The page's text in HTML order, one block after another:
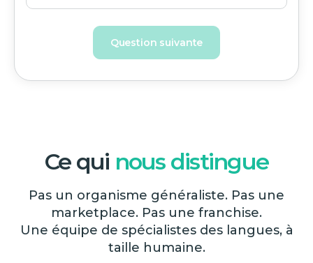
Question suivante
Ce qui nous distingue
Pas un organisme généraliste. Pas une
marketplace. Pas une franchise.
Une équipe de spécialistes des langues, à
taille humaine.